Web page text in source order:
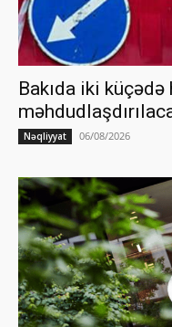
Bakıda iki küçədə
Nəqliyyat 06/08/2026